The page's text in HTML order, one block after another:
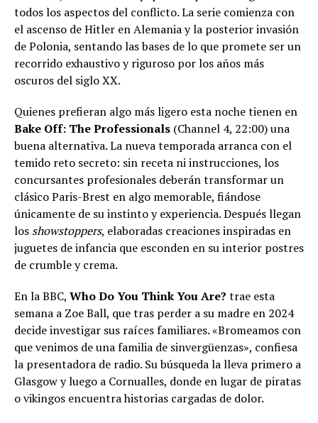
todos los aspectos del conflicto. La serie comienza con
el ascenso de Hitler en Alemania y la posterior invasión
de Polonia, sentando las bases de lo que promete ser un
recorrido exhaustivo y riguroso por los años más
oscuros del siglo XX.
Quienes prefieran algo más ligero esta noche tienen en
Bake Off: The Professionals (Channel 4, 22:00) una
buena alternativa. La nueva temporada arranca con el
temido reto secreto: sin receta ni instrucciones, los
concursantes profesionales deberán transformar un
clásico Paris-Brest en algo memorable, fiándose
únicamente de su instinto y experiencia. Después llegan
los showstoppers, elaboradas creaciones inspiradas en
juguetes de infancia que esconden en su interior postres
de crumble y crema.
En la BBC, Who Do You Think You Are? trae esta
semana a Zoe Ball, que tras perder a su madre en 2024
decide investigar sus raíces familiares. «Bromeamos con
que venimos de una familia de sinvergüenzas», confiesa
la presentadora de radio. Su búsqueda la lleva primero a
Glasgow y luego a Cornualles, donde en lugar de piratas
o vikingos encuentra historias cargadas de dolor.